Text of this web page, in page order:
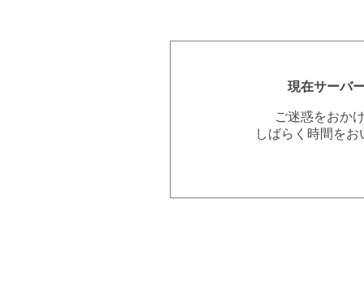
現在サーバ
ご迷惑をおか
しばらく時間を